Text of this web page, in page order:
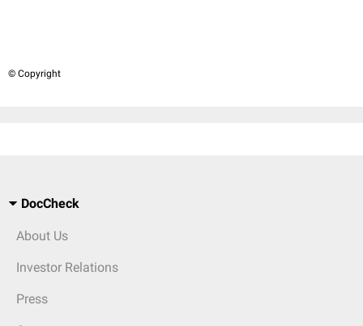
© Copyright
DocCheck
About Us
Investor Relations
Press